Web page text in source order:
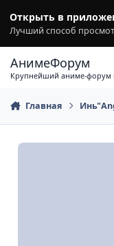
Открыть в
Лучший способ
АнимеФорум
Крупнейший аниме-форум
Главная